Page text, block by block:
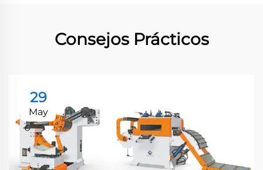
Consejos Prácticos
29
May